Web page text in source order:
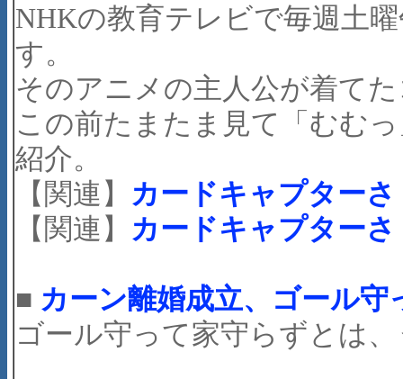
NHKの教育テレビで毎週土
す。
そのアニメの主人公が着て
この前たまたま見て「むむ
紹介。
【関連】
カードキャプター
【関連】
カードキャプター
■ カーン離婚成立、ゴール守
ゴール守って家守らずとは